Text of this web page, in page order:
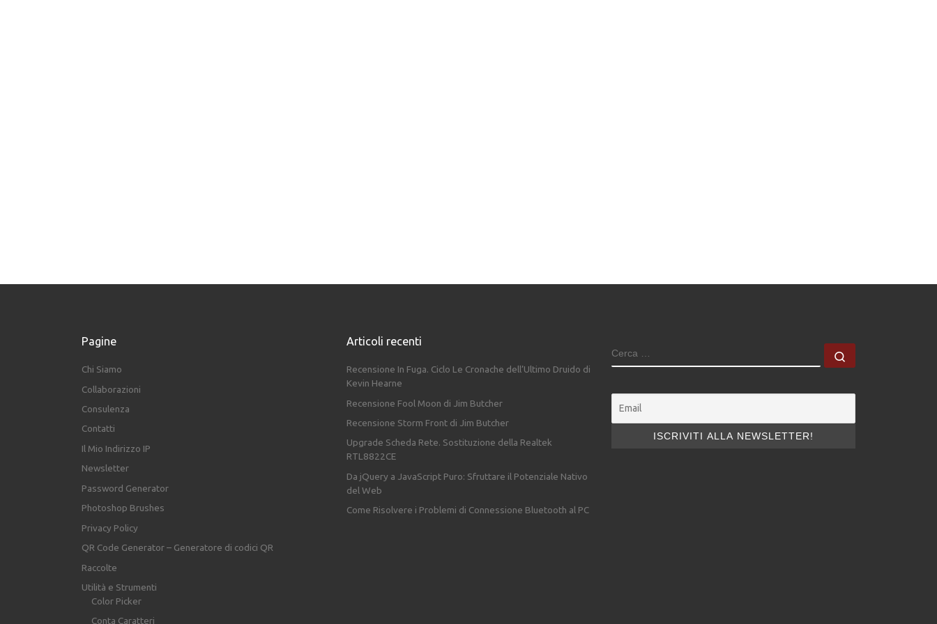
Pagine
Chi Siamo
Collaborazioni
Consulenza
Contatti
Il Mio Indirizzo IP
Newsletter
Password Generator
Photoshop Brushes
Privacy Policy
QR Code Generator – Generatore di codici QR
Raccolte
Utilità e Strumenti
Color Picker
Conta Caratteri
Articoli recenti
Recensione In Fuga. Ciclo Le Cronache dell’Ultimo Druido di
Kevin Hearne
Recensione Fool Moon di Jim Butcher
Recensione Storm Front di Jim Butcher
Upgrade Scheda Rete. Sostituzione della Realtek
RTL8822CE
Da jQuery a JavaScript Puro: Sfruttare il Potenziale Nativo
del Web
Come Risolvere i Problemi di Connessione Bluetooth al PC
CERCA